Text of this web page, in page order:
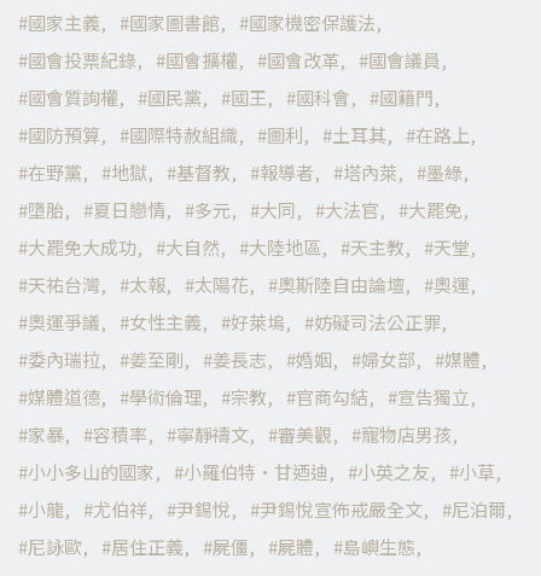
國家主義
國家圖書館
國家機密保護法
國會投票紀錄
國會擴權 國會改革
國會議員
國會質詢權
國民黨 國王 國科會
國籍門
國防預算
國際特赦組織 圖利 土耳其
在路上
在野黨
地獄 基督教 報導者 塔內萊
墨綠
墮胎
夏日戀情 多元 大同 大法官
大罷免
大罷免大成功
大自然 大陸地區 天主教
天堂
天祐台灣
太報 太陽花 奧斯陸自由論壇
奧運
奧運爭議
女性主義 好萊塢
妨礙司法公正罪
委內瑞拉
姜至剛 姜長志 婚姻 婦女部
媒體
媒體道德
學術倫理 宗教 官商勾結
宣告獨立
家暴
容積率 寧靜禱文 審美觀
寵物店男孩
小小多山的國家
小羅伯特·甘迺迪 小英之友
小草
小龍
尤伯祥 尹錫悅 尹錫悅宣佈戒嚴全文
尼泊爾
尼詠歐
居住正義 屍僵 屍體
島嶼生態